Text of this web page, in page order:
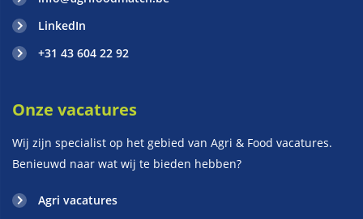
LinkedIn
+31 43 604 22 92
Onze vacatures
Wij zijn specialist op het gebied van Agri & Food vacatures.
Benieuwd naar wat wij te bieden hebben?
Agri vacatures